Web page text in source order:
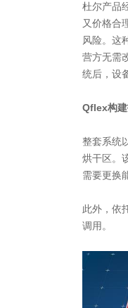
杜尔产品
又价格合
风险。这
营方无需
统后，设
Qflex构
整套系统
烘干区。
需要更换
此外，依
调用。